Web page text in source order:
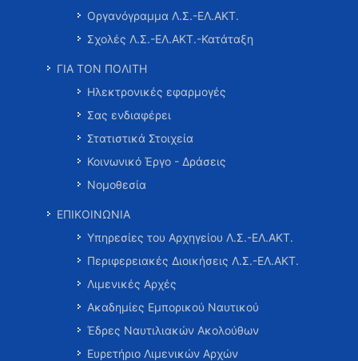
Οργανόγραμμα Λ.Σ.-ΕΛ.ΑΚΤ.
Σχολές Λ.Σ.-ΕΛ.ΑΚΤ.-Κατάταξη
ΓΙΑ ΤΟΝ ΠΟΛΙΤΗ
Ηλεκτρονικές εφαρμογές
Σας ενδιαφέρει
Στατιστικά Στοιχεία
Κοινωνικό Έργο - Δράσεις
Νομοθεσία
ΕΠΙΚΟΙΝΩΝΙΑ
Υπηρεσίες του Αρχηγείου Λ.Σ.-ΕΛ.ΑΚΤ.
Περιφερειακές Διοικήσεις Λ.Σ.-ΕΛ.ΑΚΤ.
Λιμενικές Αρχές
Ακαδημίες Εμπορικού Ναυτικού
Έδρες Ναυτιλιακών Ακολούθων
Ευρετήριο Λιμενικών Αρχών